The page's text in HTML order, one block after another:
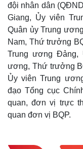
đội nhân dân
Giang, Ủy viên
Quân ủy Trung
Nam, Thứ trưởng
Trung ương Đảng,
ương, Thứ trưởng
Ủy viên Trung
đạo Tổng cục
quan, đơn vị trực
quan đơn vị BQP.